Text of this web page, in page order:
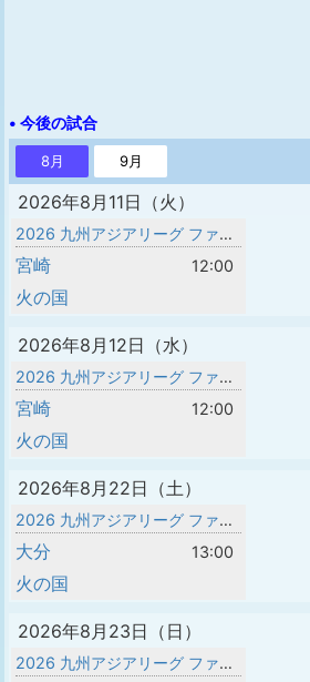
• 今後の試合
8月 9月
2026年8月11日（火）
2026 九州アジアリーグ ファイナルラウンド
宮崎 12:00
火の国
2026年8月12日（水）
2026 九州アジアリーグ ファイナルラウンド
宮崎 12:00
火の国
2026年8月22日（土）
2026 九州アジアリーグ ファイナルラウンド
大分 13:00
火の国
2026年8月23日（日）
2026 九州アジアリーグ ファイナルラウンド